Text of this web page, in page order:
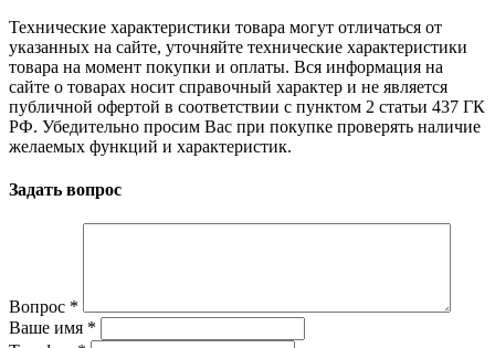
Технические характеристики товара могут отличаться от
указанных на сайте, уточняйте технические характеристики
товара на момент покупки и оплаты. Вся информация на
сайте о товарах носит справочный характер и не является
публичной офертой в соответствии с пунктом 2 статьи 437 ГК
РФ. Убедительно просим Вас при покупке проверять наличие
желаемых функций и характеристик.
Задать вопрос
Вопрос *
Ваше имя *